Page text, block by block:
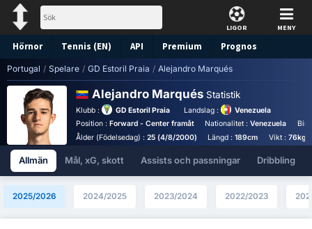
LIGOR MENY
Hörnor Tennis (EN) API Premium Prognos
Portugal / Spelare / GD Estoril Praia / Alejandro Marqués
Alejandro Marqués Statistik
Klubb : GD Estoril Praia Landslag :
Venezuela
Position : Forward - Center framåt Nationalitet :Venezuela
Ålder (Födelsedag) : 25 (4/8/2000) Längd :189cm Vikt : 76kg
Allmän Mål, xG, skott Assists och passningar Dribbling
2025/2026 2024/2025 2023/2024 2022/2023